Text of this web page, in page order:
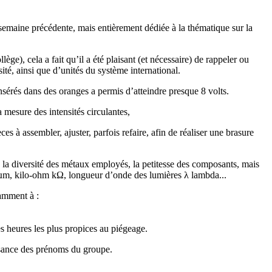
précédente, mais entièrement dédiée à la thématique sur la
cela a fait qu’il a été plaisant (et nécessaire) de rappeler ou
ainsi que d’unités du système international.
dans des oranges a permis d’atteindre presque 8 volts.
des intensités circulantes,
à assembler, ajuster, parfois refaire, afin de réaliser une brasure
des métaux employés, la petitesse des composants, mais
kilo-ohm kΩ, longueur d’onde des lumières λ lambda...
à :
heures les plus propices au piégeage.
des prénoms du groupe.